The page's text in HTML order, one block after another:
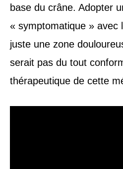
base du crâne. Adopter
« symptomatique » avec
juste une zone
serait pas du tout
thérapeutique de cette